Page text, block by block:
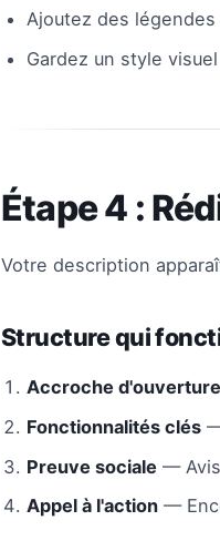
Ajoutez des
Gardez un style
Étape 4 :
Votre description
Structure qui
Accroche d'ouverture
Fonctionnalités clés
Preuve sociale —
Appel à l'action —